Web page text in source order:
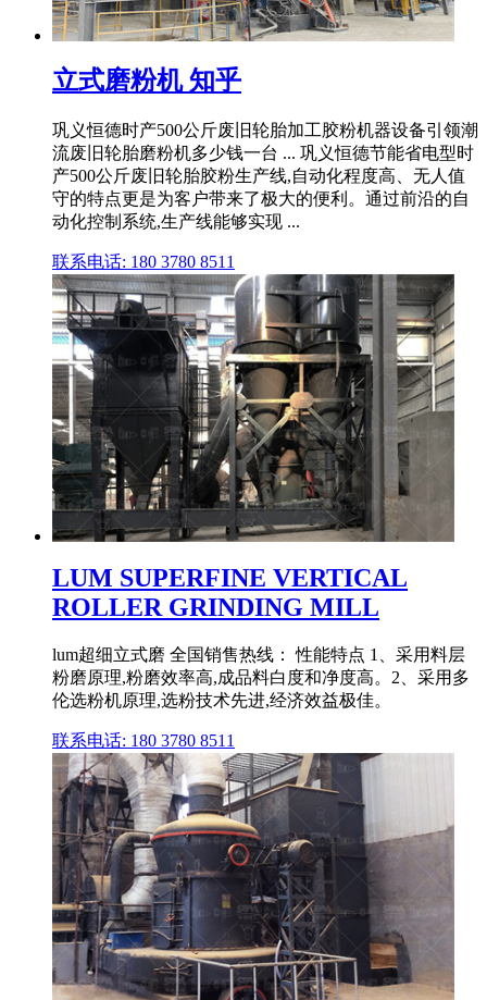
立式磨粉机 知乎
巩义恒德时产500公斤废旧轮胎加工胶粉机器设备引领潮
流废旧轮胎磨粉机多少钱一台 ... 巩义恒德节能省电型时
产500公斤废旧轮胎胶粉生产线,自动化程度高、无人值
守的特点更是为客户带来了极大的便利。通过前沿的自
动化控制系统,生产线能够实现 ...
联系电话: 180 3780 8511
LUM SUPERFINE VERTICAL
ROLLER GRINDING MILL
lum超细立式磨 全国销售热线： 性能特点 1、采用料层
粉磨原理,粉磨效率高,成品料白度和净度高。2、采用多
伦选粉机原理,选粉技术先进,经济效益极佳。
联系电话: 180 3780 8511